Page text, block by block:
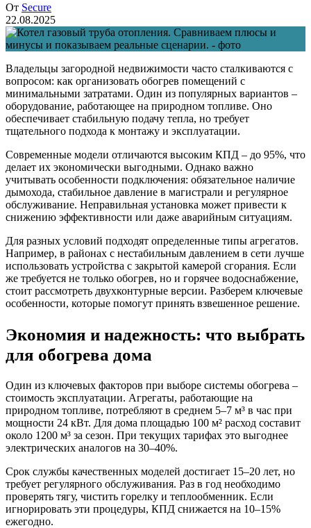
От Secure
22.08.2025
Владельцы загородной недвижимости часто сталкиваются с
вопросом: как организовать обогрев помещений с
минимальными затратами. Один из популярных вариантов –
оборудование, работающее на природном топливе. Оно
обеспечивает стабильную подачу тепла, но требует
тщательного подхода к монтажу и эксплуатации.
Современные модели отличаются высоким КПД – до 95%, что
делает их экономически выгодными. Однако важно
учитывать особенности подключения: обязательное наличие
дымохода, стабильное давление в магистрали и регулярное
обслуживание. Неправильная установка может привести к
снижению эффективности или даже аварийным ситуациям.
Для разных условий подходят определенные типы агрегатов.
Например, в районах с нестабильным давлением в сети лучше
использовать устройства с закрытой камерой сгорания. Если
же требуется не только обогрев, но и горячее водоснабжение,
стоит рассмотреть двухконтурные версии. Разберем ключевые
особенности, которые помогут принять взвешенное решение.
Экономия и надежность: что выбрать
для обогрева дома
Один из ключевых факторов при выборе системы обогрева –
стоимость эксплуатации. Агрегаты, работающие на
природном топливе, потребляют в среднем 5–7 м³ в час при
мощности 24 кВт. Для дома площадью 100 м² расход составит
около 1200 м³ за сезон. При текущих тарифах это выгоднее
электрических аналогов на 30–40%.
Срок службы качественных моделей достигает 15–20 лет, но
требует регулярного обслуживания. Раз в год необходимо
проверять тягу, чистить горелку и теплообменник. Если
игнорировать эти процедуры, КПД снижается на 10–15%
ежегодно.